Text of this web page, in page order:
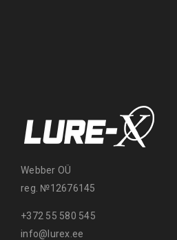
Webber OÜ
reg. №12676145
+372 55 580 545
info@lurex.ee